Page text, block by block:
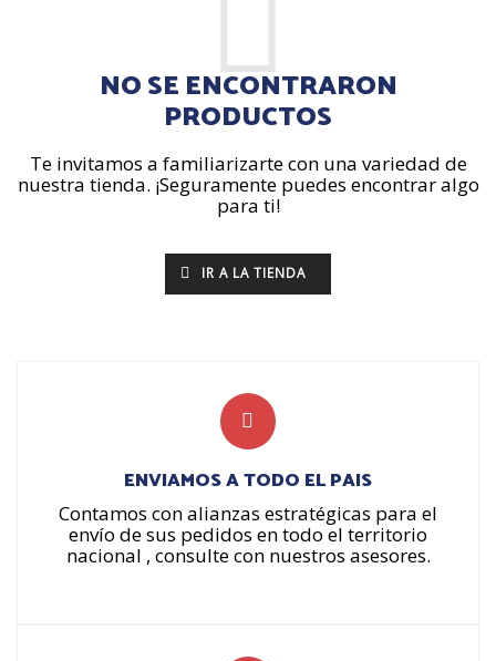
NO SE ENCONTRARON
PRODUCTOS
Te invitamos a familiarizarte con una variedad de
nuestra tienda. ¡Seguramente puedes encontrar algo
para ti!
IR A LA TIENDA
ENVIAMOS A TODO EL PAIS
Contamos con alianzas estratégicas para el
envío de sus pedidos en todo el territorio
nacional , consulte con nuestros asesores.